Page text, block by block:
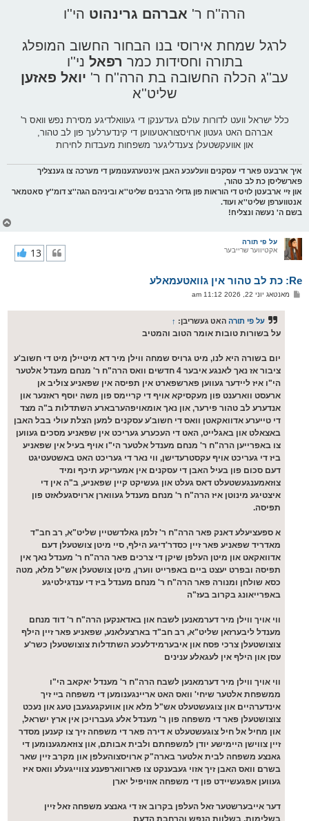
הרה''ח ר' אברהם גרינהוט הי''ו
לרגל שמחת אירוסי בנו הבחור החשוב המופלג
בתורה וחסידות כמר רפאל ני''ו
עב''ג הכלה החשובה בת הרה''ח ר' יואל פאזען
שליט''א
כלל ישראל וועט לדורות עולם געדענקן די געוואלדיגע מסירת נפש וואס ר'
אברהם האט געטון ארויסצוראטעווען די קינדערלעך פון לב טהור,
און אוועקשטעלן צענדליגער משפחות מעבדות לחירות
איך ארבעט פאר די עסקנים וועלעכע האבן אינטערגענומען די מערכה צו גענצליך
פארשליסן כת לב טהור,
און זיי ארבעטן לויט די הוראות פון גדולי הרבנים שליט''א וביניהם הגה''צ דומ''ץ סאטמאר
אנטווערפן שליט''א ועוד.
בשם ה' נעשה ונצליח!
על פי תורה
אקטיווער שרייבער
Re: כת לב טהור אין גוואטעמאלע
13
פמאנטאג יוני 22, 2026 11:12 am
על פי תורה האט געשריבן: ↑
על בשורות טובות אומר הטוב והמטיב
יום בשורה היא לנו, מיט גרויס שמחה ווילן מיר דא מיטיילן מיט די חשוב'ע
ציבור אז נאך לאנגע איבער 4 חדשים וואס הרה"ח ר' מנחם מענדל אלטער
הי"ו איז ליידער געווען פארשפארט אין תפיסה אין שפאניע צוליב אן
ארעסט ווארענט פון מעקסיקא אויף די קריימס פון משה יוסף ראזנער און
אנדערע לב טהור פירער, און נאך אומאויפהערבארע השתדלות ב"ה מצד
די טייערע אדוואקאטן וואס די חשוב'ע עסקנים למען הצלת עולי בבל האבן
באצאלט און באגלייט, האט די העכערע געריכט אין שפאניע מסכים געווען
צו באפרייען הרה"ח ר' מנחם מענדל אלטער הי"ו אויף בעיל אין שפאניע
ביז די געריכט אויף עקסטרעדישן, ווי נאר די געריכט האט באשטעטיגט
דעם סכום פון בעיל האבן די עסקנים אין אמעריקע תיכף ומיד
צוזאמענגעשטעלט דאס געלט און געשיקט קיין שפאניע, ב"ה אין די
איצטיגע מינוטן איז הרה"ח ר' מנחם מענדל געווארן ארויסגעלאזט פון
תפיסה.
א ספעציעלע דאנק פאר הרה"ח ר' זלמן גאלדשטיין שליט"א, רב חב"ד
מאדריד שפאניע פאר זיין כסדר'דיגע הילף, סיי מיטן צושטעלן דעם
אדוואקאט און מיטן העלפן שיקן די צרכים פאר הרה"ח ר' מענדל נאך אין
תפיסה ובפרט יעצט ביים באפרייט ווערן, מיטן צושטעלן אש"ל מלא, מטה
כסא שולחן ומנורה פאר הרה"ח ר' מנחם מענדל ביז די ענדגילטיגע
באפרייאונג בקרוב בעז"ה
ווי אויך ווילן מיר דערמאנען לשבח און באדאנקען הרה"ח ר' דוד מנחם
מענדל ליבערזאן שליט"א, רב חב"ד בארצעלאנע, שפאניע פאר זיין הילף
צוצושטעלן צרכי פסח און איבערמידלעכע השתדלות צוצושטעלן כשר'ע
עסן און הילף אין לעגאלע ענינים
ווי אויך ווילן מיר דערמאנען לשבח הרה"ח ר' מענדל יאקאב הי"ו
ממשפחת אלטער שיחי' וואס האט אריינגענומען די משפחה בײ זיך
אינדערהיים און צוגעשטעלט אש"ל מלא און אוועקגעגעבן טעג און נעכט
צוצושטעלן פאר די משפחה פון ר' מענדל אלע געברויכן אין ארץ ישראל,
און מחיל אל חיל צוגעשטעלט א דירה פאר די משפחה זיך צו קענען מסדר
זיין צווישן היימישע יודן למשפחתם ולבית אבותם, און צוזאמגענומען די
גאנצע משפחה לבית אלטער בארה"ק ארויסצוהעלפן און מקרב זיין שאר
בשרם וואס האבן זיך אזוי געבענקט צו פארווארפענע צווייגעלע וואס איז
געווען אפגעשיידט פון די משפחה אזויפיל יארן
דער אייבערשטער זאל העלפן בקרוב אז די גאנצע משפחה זאל זיין
בשלימות, בשלוות הנפש והרחבת הדעת